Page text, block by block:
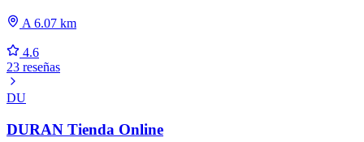
A 6.07 km
4.6
23 reseñas
DU
DURAN Tienda Online